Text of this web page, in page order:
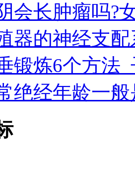
会长肿瘤吗?
器的神经支配
锻炼6个方法
绝经年龄一般